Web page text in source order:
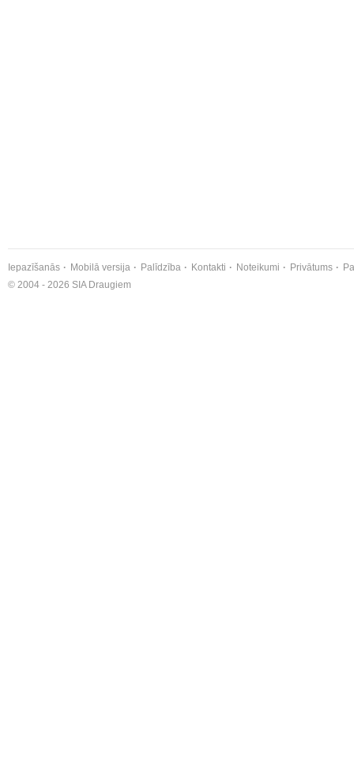
Iepazīšanās Mobilā versija Palīdzība Kontakti Noteikumi Privātums
© 2004 - 2026 SIA Draugiem